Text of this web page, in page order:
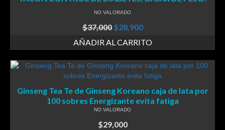
NO VALORADO
$37,000 $28,900
AÑADIR AL CARRITO
Ginseng Tea Te de Ginseng Koreano caja de lata por
100 sobres Energizante evita fatiga
NO VALORADO
$29,000